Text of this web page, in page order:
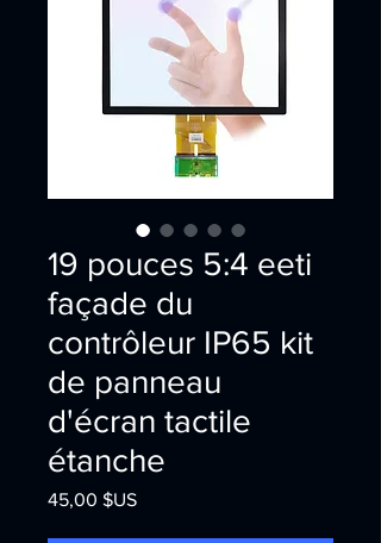
19 pouces 5:4 eeti
façade du
contrôleur IP65 kit
de panneau
d'écran tactile
étanche
45,00 $USPrix